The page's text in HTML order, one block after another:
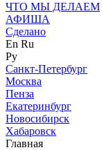
ЧТО МЫ ДЕЛАЕМ
АФИША
Сделано
En Ru
Ру
Санкт-Петербург
Москва
Пенза
Екатеринбург
Новосибирск
Хабаровск
Главная